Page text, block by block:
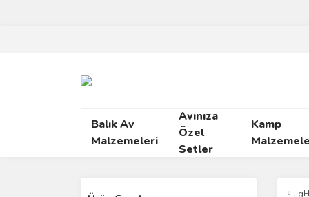
Balık Av
Malzemeleri
Avınıza
Özel
Setler
Kamp